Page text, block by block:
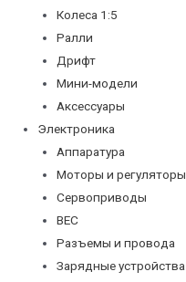
Колеса 1:5
Ралли
Дрифт
Мини-модели
Аксессуары
Электроника
Аппаратура
Моторы и регуляторы
Сервоприводы
BEC
Разъемы и провода
Зарядные устройства